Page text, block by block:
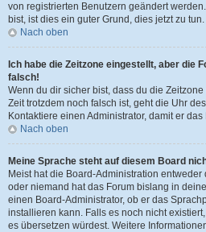
von registrierten Benutzern geändert
bist, ist dies ein guter Grund, dies jetzt zu tun.
Nach oben
Ich habe die Zeitzone eingestellt, aber die
falsch!
Wenn du dir sicher bist, dass du die
Zeit trotzdem noch falsch ist, geht die Uhr
Kontaktiere einen Administrator, damit er
Nach oben
Meine Sprache steht auf diesem Board
Meist hat die Board-Administration
oder niemand hat das Forum bislang in
einen Board-Administrator, ob er das
installieren kann. Falls es noch nicht
es übersetzen würdest. Weitere